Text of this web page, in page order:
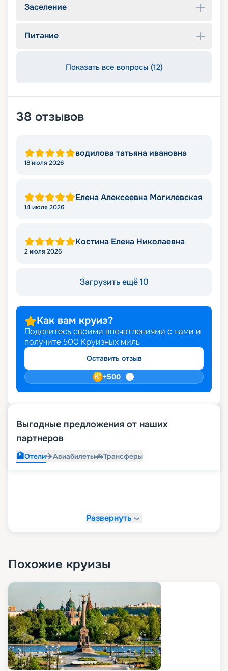
Заселение
Питание
Показать все вопросы (12)
38 отзывов
водилова татьяна ивановна
18 июля 2026
Елена Алексеевна Могилевская
14 июля 2026
Костина Елена Николаевна
2 июля 2026
Загрузить ещё 10
Как вам круиз?
Поделитесь своими впечатлениями с нами и
получите 500 Круизных миль
Оставить отзыв
+500
Выгодные предложения от наших
партнеров
🏨Отели✈️Авиабилеты🚗Трансферы
Развернуть
Похожие круизы